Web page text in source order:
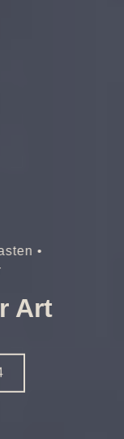
•
Art